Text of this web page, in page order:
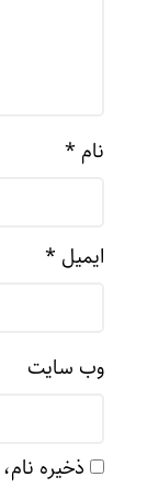
نام *
ایمیل *
وب‌ سایت
ذخیره